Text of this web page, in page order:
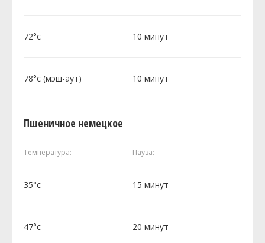
72°c 10 минут
78°c (мэш-аут) 10 минут
Пшеничное немецкое
Температура: Пауза:
35°c 15 минут
47°c 20 минут